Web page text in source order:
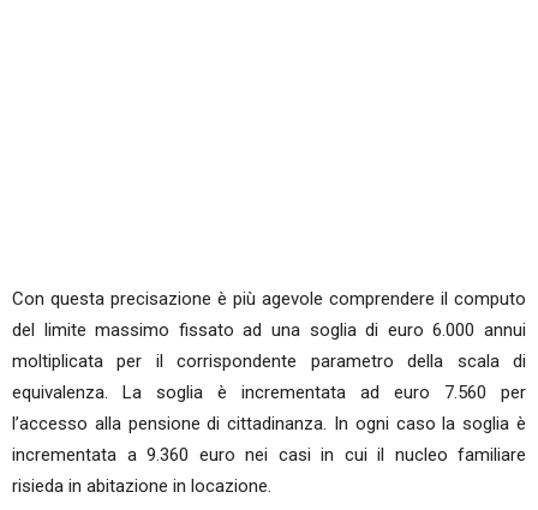
Con questa precisazione è più agevole comprendere il computo
del limite massimo fissato ad una soglia di euro 6.000 annui
moltiplicata per il corrispondente parametro della scala di
equivalenza. La soglia è incrementata ad euro 7.560 per
l’accesso alla pensione di cittadinanza. In ogni caso la soglia è
incrementata a 9.360 euro nei casi in cui il nucleo familiare
risieda in abitazione in locazione.